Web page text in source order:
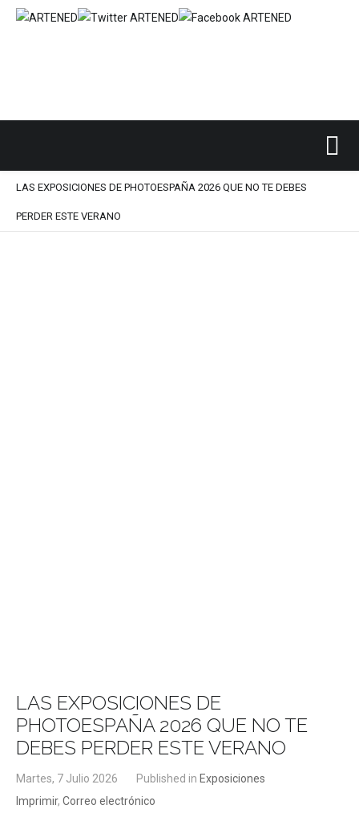
LAS EXPOSICIONES DE PHOTOESPAÑA 2026 QUE NO TE DEBES
PERDER ESTE VERANO
LAS EXPOSICIONES DE
PHOTOESPAÑA 2026 QUE NO TE
DEBES PERDER ESTE VERANO
Martes, 7 Julio 2026 Published in Exposiciones
Imprimir, Correo electrónico